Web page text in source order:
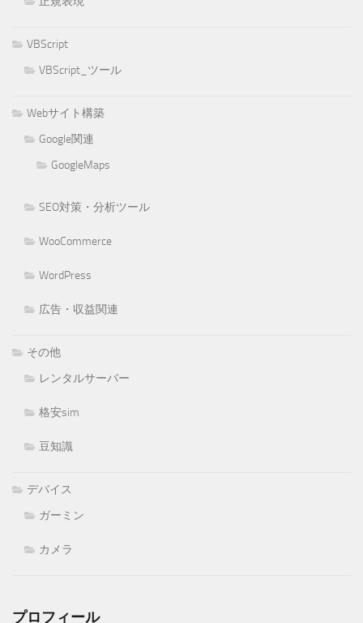
VBScript
VBScript_ツール
Webサイト構築
Google関連
GoogleMaps
SEO対策・分析ツール
WooCommerce
WordPress
広告・収益関連
その他
レンタルサーバー
格安sim
豆知識
デバイス
ガーミン
カメラ
プロフィール